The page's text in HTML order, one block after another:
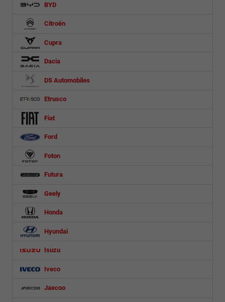
BYD
Citroën
Cupra
Dacia
DS Automobiles
Etrusco
Fiat
Ford
Foton
Futura
Geely
Honda
Hyundai
Isuzu
Iveco
Jaecoo